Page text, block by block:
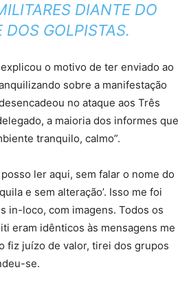
DIANTE DO
DOS GOLPISTAS.
o motivo de ter enviado ao
sobre a manifestação
no ataque aos Três
a maioria dos informes que
tranquilo, calmo”.
ler aqui, sem falar o nome do
e sem alteração’. Isso me foi
in-loco, com imagens. Todos os
eram idênticos às mensagens me
fiz juízo de valor, tirei dos grupos
se.